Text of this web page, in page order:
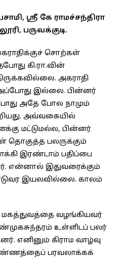
ஸ்ரீ கே ராமச்சந்திரா
பருவக்குடி.
சொற்கள்
கி.ரா.வின்
அகராதி
இல்லை. பின்னர்
அதே போல நாமும்
அவ்வகையில்
மட்டுமல்ல, பின்னர்
தொகுத்த பலருக்கும்
இரண்டாம் பதிப்பை
என்னால் இதுவரைக்கும்
இயலவில்லை. காலம்
மகத்துவத்தை வழங்கியவர்
உள்ளிடப் பலர்
எனினும் கிராம வாழ்வு
எண்ணத்தைப் பரவலாக்கக்